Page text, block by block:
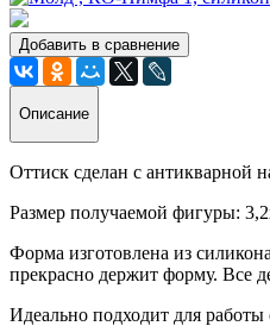
Добавить в сравнение
Описание
Оттиск сделан с антикварной
Размер получаемой фигуры:
Форма изготовлена из
прекрасно держит форму. Все
Идеально подходит для